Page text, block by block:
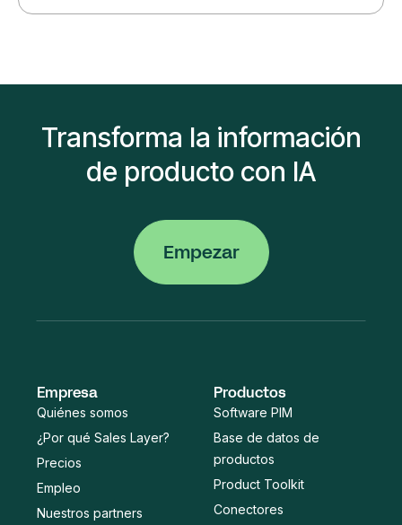
Transforma la información
de producto con IA
Empezar
Empresa
Quiénes somos
¿Por qué Sales Layer?
Precios
Empleo
Nuestros partners
Productos
Software PIM
Base de datos de
productos
Product Toolkit
Conectores